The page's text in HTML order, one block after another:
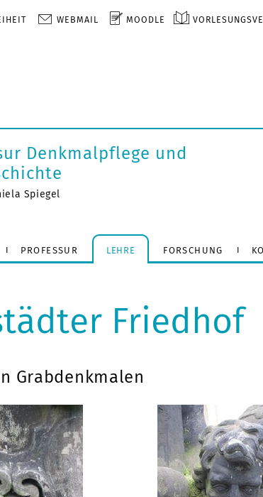
WEBMAIL MOODLE
Denkmalpflege und
Spiegel
PROFESSUR LEHRE FORSCHUNG
Friedhof
Grabdenkmalen